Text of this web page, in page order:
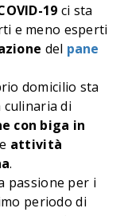
19 ci sta
e meno esperti
del pane
domicilio sta
di
con biga in
attività
.
passione per i
periodo di